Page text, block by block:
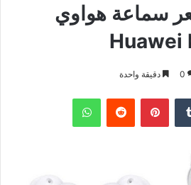
سماعة هواوي
Huawei
0 دقيقة واحدة
بينتيريست واتساب